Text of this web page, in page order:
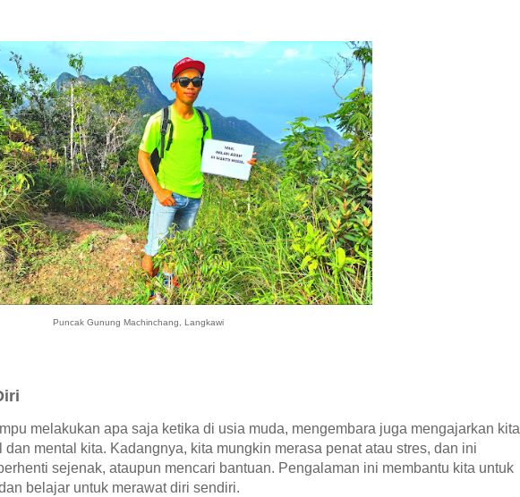
Puncak Gunung Machinchang, Langkawi
melakukan apa saja ketika di usia muda, mengembara juga mengajarkan kita
mental kita. Kadangnya, kita mungkin merasa penat atau stres, dan ini
sejenak, ataupun mencari bantuan. Pengalaman ini membantu kita untuk
belajar untuk merawat diri sendiri.